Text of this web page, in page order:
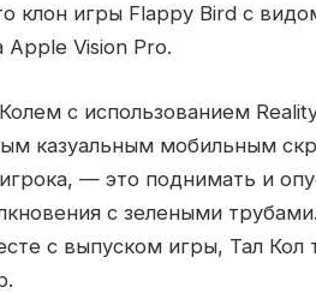
клон игры Flappy Bird с
Apple Vision Pro.
с использованием
казуальным мобильным
— это поднимать и
с зелеными
с выпуском игры, Тал Кол